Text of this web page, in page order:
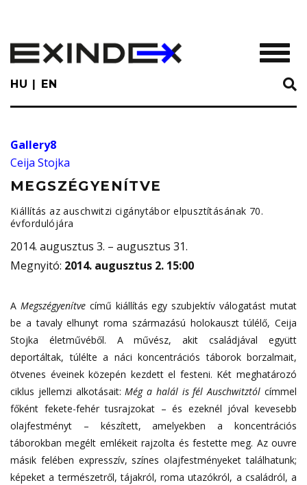
main
content
HU EN
Gallery8
Ceija Stojka
MEGSZÉGYENÍTVE
Kiállítás az auschwitzi cigánytábor elpusztításának 70.
évfordulójára
2014. augusztus 3. – augusztus 31.
Megnyitó: 2014. augusztus 2. 15:00
A Megszégyenítvecímű kiállítás egy szubjektív válogatást mutat
be a tavaly elhunyt roma származású holokauszt túlélő, Ceija
Stojka életművéből. A művész, akit családjával együtt
deportáltak, túlélte a náci koncentrációs táborok borzalmait,
ötvenes éveinek közepén kezdett el festeni. Két meghatározó
ciklus jellemzi alkotásait:Még a halál is fél Auschwitztól címmel
főként fekete-fehér tusrajzokat – és ezeknél jóval kevesebb
olajfestményt – készített, amelyekben a koncentrációs
táborokban megélt emlékeit rajzolta és festette meg. Az ouvre
másik felében expresszív, színes olajfestményeket találhatunk;
képeket a természetről, tájakról, roma utazókról, a családról, a